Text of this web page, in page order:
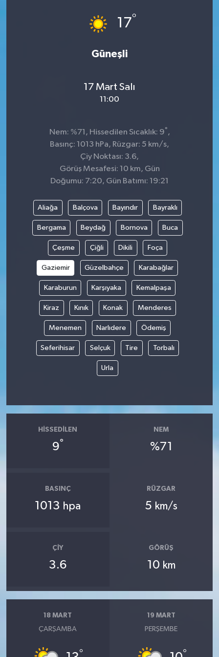
17°
Güneşli
17 Mart Salı
11:00
Nem: %71, Hissedilen Sıcaklık: 9° ,
Basınç: 1013 hPa, Rüzgar: 5 km/s,
Çiy Noktası: 3.6,
Görüş Mesafesi: 10 km, Gün
Doğumu: 7:20, Gün Batımı: 19:21
Aliağa Balçova Bayındır Bayraklı
Bergama Beydağ Bornova Buca
Çeşme Çiğli Dikili Foça
Gaziemir Güzelbahçe Karabağlar
Karaburun Karşıyaka Kemalpaşa
Kiraz Kınık Konak Menderes
Menemen Narlıdere Ödemiş
Seferihisar Selçuk Tire Torbalı
Urla
HISSEDILEN
9°
NEM
%71
BASINÇ
1013 hpa
RÜZGAR
5 km/s
ÇIY
3.6
GÖRÜŞ
10 km
18 MART
ÇARŞAMBA
°
19 MART
PERŞEMBE
°